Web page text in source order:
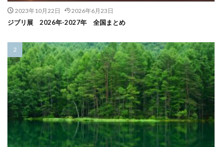
2023年10月22日 2026年6月23日
ジブリ展 2026年-2027年 全国まとめ